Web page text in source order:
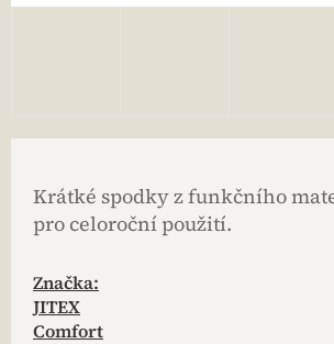
Krátké spodky z funkčního
pro celoroční použití.
Značka:
JITEX
Comfort